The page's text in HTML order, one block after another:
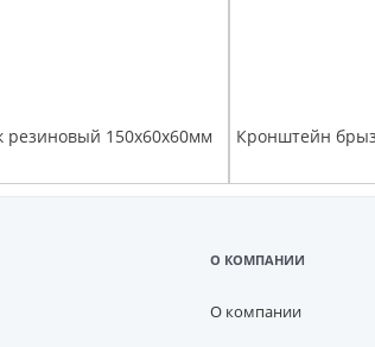
резиновый 150х60х60мм
О КОМПАНИИ
О компании